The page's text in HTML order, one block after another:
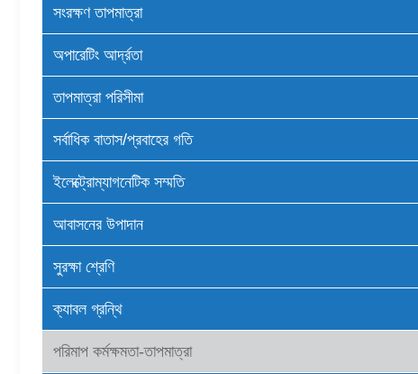
সংরক্ষণ তাপমাত্রা
অপারেটিং আর্দ্রতা
তাপমাত্রা পরিসীমা
সর্বাধিক বাতাস/প্রবাহের গতি
ইলেক্ট্রোম্যাগনেটিক সম্মতি
আবাসনের উপাদান
সুরক্ষা শ্রেণি
ক্যাবল গ্রন্থি
পরিমাপ কর্মক্ষমতা-তাপমাত্রা